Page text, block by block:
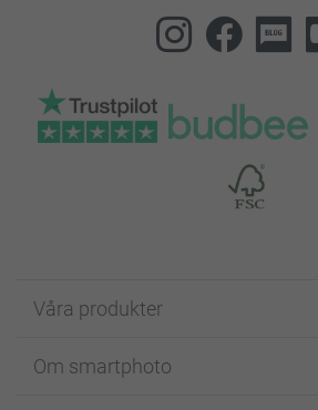
Våra produkter
Fotokort
Om smartphoto